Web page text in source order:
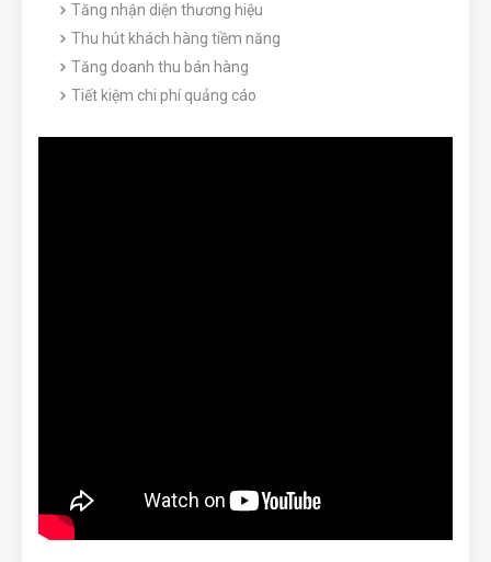
Tăng nhận diện thương hiệu
Thu hút khách hàng tiềm năng
Tăng doanh thu bán hàng
Tiết kiệm chi phí quảng cáo